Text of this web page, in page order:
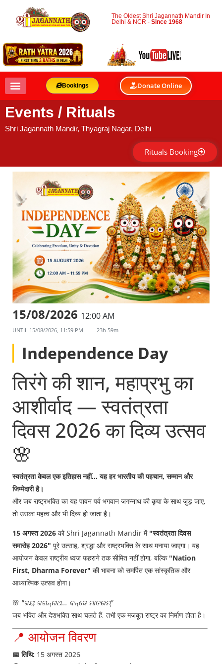
The Oldest Shri Jagannath Mandir In
Delhi & NCR -Since 1968
Bookings Donate Online
Events / Rituals
Shri Jagannath Mandir, Thyagraj Nagar, Delhi
Rituals Booking
15/08/2026 12:00 AM
UNTIL 15/08/2026, 11:59 PM 23h 59m
Independence Day
तिरंगे की शान, महाप्रभु का
आशीर्वाद — स्वतंत्रता
दिवस 2026 का दिव्य उत्सव
🌸
स्वतंत्रता केवल एक इतिहास नहीं… यह हर भारतीय की पहचान, सम्मान और
जिम्मेदारी है।
और जब राष्ट्रभक्ति का यह पावन पर्व भगवान जगन्नाथ की कृपा के साथ जुड़ जाए,
तो उसका महत्व और भी दिव्य हो जाता है।
15 अगस्त 2026 को Shri Jagannath Mandir में "स्वतंत्रता दिवस
समारोह 2026" पूरे उत्साह, श्रद्धा और राष्ट्रभक्ति के साथ मनाया जाएगा। यह
आयोजन केवल राष्ट्रीय ध्वज फहराने तक सीमित नहीं होगा, बल्कि "Nation
First, Dharma Forever" की भावना को समर्पित एक सांस्कृतिक और
आध्यात्मिक उत्सव होगा।
🌸 "ଜୟ ଜଗନ୍ନାଥ... ବନ୍ଦେ ମାତରମ୍"
जब भक्ति और देशभक्ति साथ चलते हैं, तभी एक मजबूत राष्ट्र का निर्माण होता है।
📍 आयोजन विवरण
📅 तिथि: 15 अगस्त 2026